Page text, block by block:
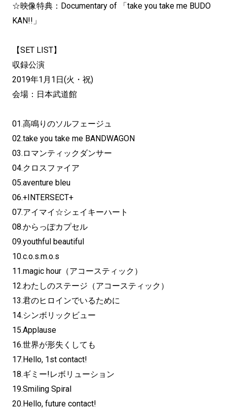
☆映像特典：Documentary of 「take you take me BUDO
KAN!!」
【SET LIST】
収録公演
2019年1月1日(火・祝)
会場：日本武道館
01.高鳴りのソルフェージュ
02.take you take me BANDWAGON
03.ロマンティックダンサー
04.クロスファイア
05.aventure bleu
06.+INTERSECT+
07.アイマイ☆シェイキーハート
08.からっぽカプセル
09.youthful beautiful
10.c.o.s.m.o.s
11.magic hour（アコースティック）
12.わたしのステージ（アコースティック）
13.君のヒロインでいるために
14.シンボリックビュー
15.Applause
16.世界が形失くしても
17.Hello, 1st contact!
18.ギミー!レボリューション
19.Smiling Spiral
20.Hello, future contact!